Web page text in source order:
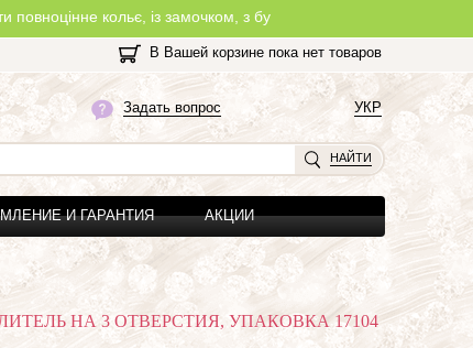
кольє, із замочком, з будь-якої нитки, яку Ви оберете на
В Вашей корзине пока нет товаров
Задать вопрос УКР
НАЙТИ
И ГАРАНТИЯ АКЦИИ
НА 3 ОТВЕРСТИЯ, УПАКОВКА 17104